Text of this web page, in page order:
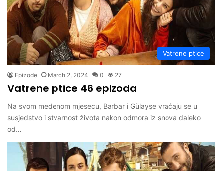
Vatrene ptice
Epizode March 2, 2024 0 27
Vatrene ptice 46 epizoda
Na svom medenom mjesecu, Barbar i Gülayşe vraćaju se u
susjedstvo i stvarnost života nakon odmora iz snova daleko
od…